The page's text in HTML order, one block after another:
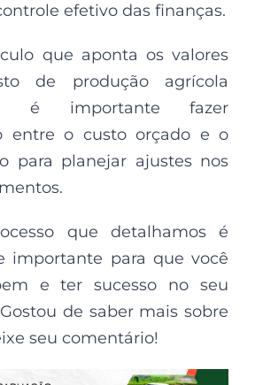
efetivo das finanças.
que aponta os valores
de produção agrícola
é importante fazer
entre o custo orçado e o
para planejar ajustes nos
que detalhamos é
importante para que você
e ter sucesso no seu
de saber mais sobre
seu comentário!